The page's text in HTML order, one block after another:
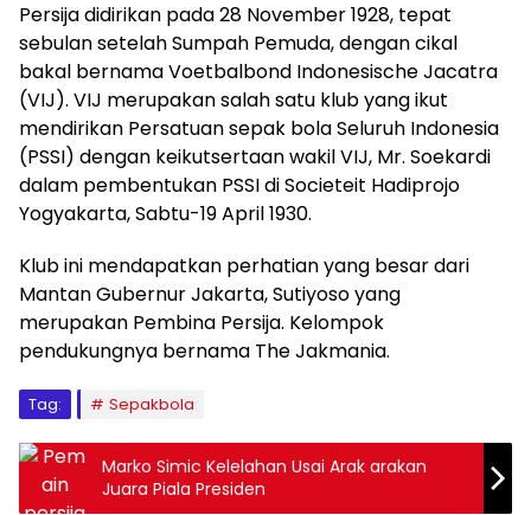
Persija didirikan pada 28 November 1928, tepat
sebulan setelah Sumpah Pemuda, dengan cikal
bakal bernama Voetbalbond Indonesische Jacatra
(VIJ). VIJ merupakan salah satu klub yang ikut
mendirikan Persatuan sepak bola Seluruh Indonesia
(PSSI) dengan keikutsertaan wakil VIJ, Mr. Soekardi
dalam pembentukan PSSI di Societeit Hadiprojo
Yogyakarta, Sabtu-19 April 1930.
Klub ini mendapatkan perhatian yang besar dari
Mantan Gubernur Jakarta, Sutiyoso yang
merupakan Pembina Persija. Kelompok
pendukungnya bernama The Jakmania.
Tag: Sepakbola
Marko Simic Kelelahan Usai Arak arakan
Juara Piala Presiden